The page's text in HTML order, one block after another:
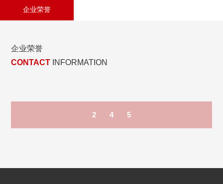
企业荣誉
企业荣誉
CONTACT INFORMATION
2 4 5